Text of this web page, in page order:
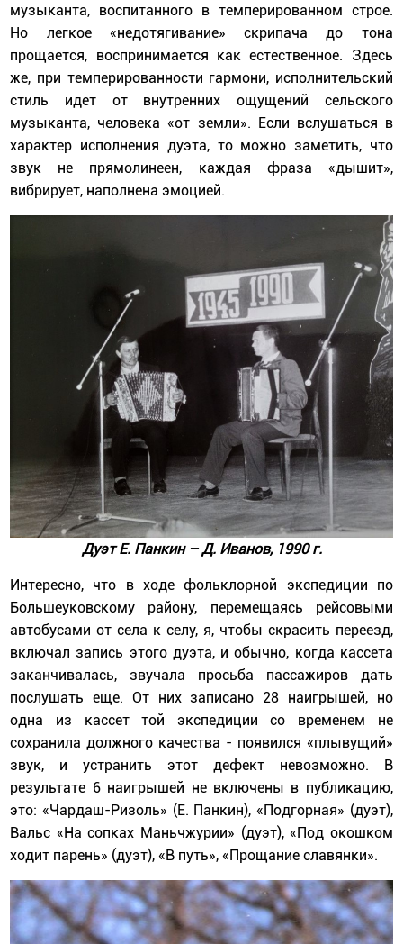
музыканта, воспитанного в темперированном строе.
Но легкое «недотягивание» скрипача до тона
прощается, воспринимается как естественное. Здесь
же, при темперированности гармони, исполнительский
стиль идет от внутренних ощущений сельского
музыканта, человека «от земли». Если вслушаться в
характер исполнения дуэта, то можно заметить, что
звук не прямолинеен, каждая фраза «дышит»,
вибрирует, наполнена эмоцией.
Дуэт Е. Панкин – Д. Иванов, 1990 г.
Интересно, что в ходе фольклорной экспедиции по
Большеуковскому району, перемещаясь рейсовыми
автобусами от села к селу, я, чтобы скрасить переезд,
включал запись этого дуэта, и обычно, когда кассета
заканчивалась, звучала просьба пассажиров дать
послушать еще. От них записано 28 наигрышей, но
одна из кассет той экспедиции со временем не
сохранила должного качества - появился «плывущий»
звук, и устранить этот дефект невозможно. В
результате 6 наигрышей не включены в публикацию,
это: «Чардаш-Ризоль» (Е. Панкин), «Подгорная» (дуэт),
Вальс «На сопках Маньчжурии» (дуэт), «Под окошком
ходит парень» (дуэт), «В путь», «Прощание славянки».